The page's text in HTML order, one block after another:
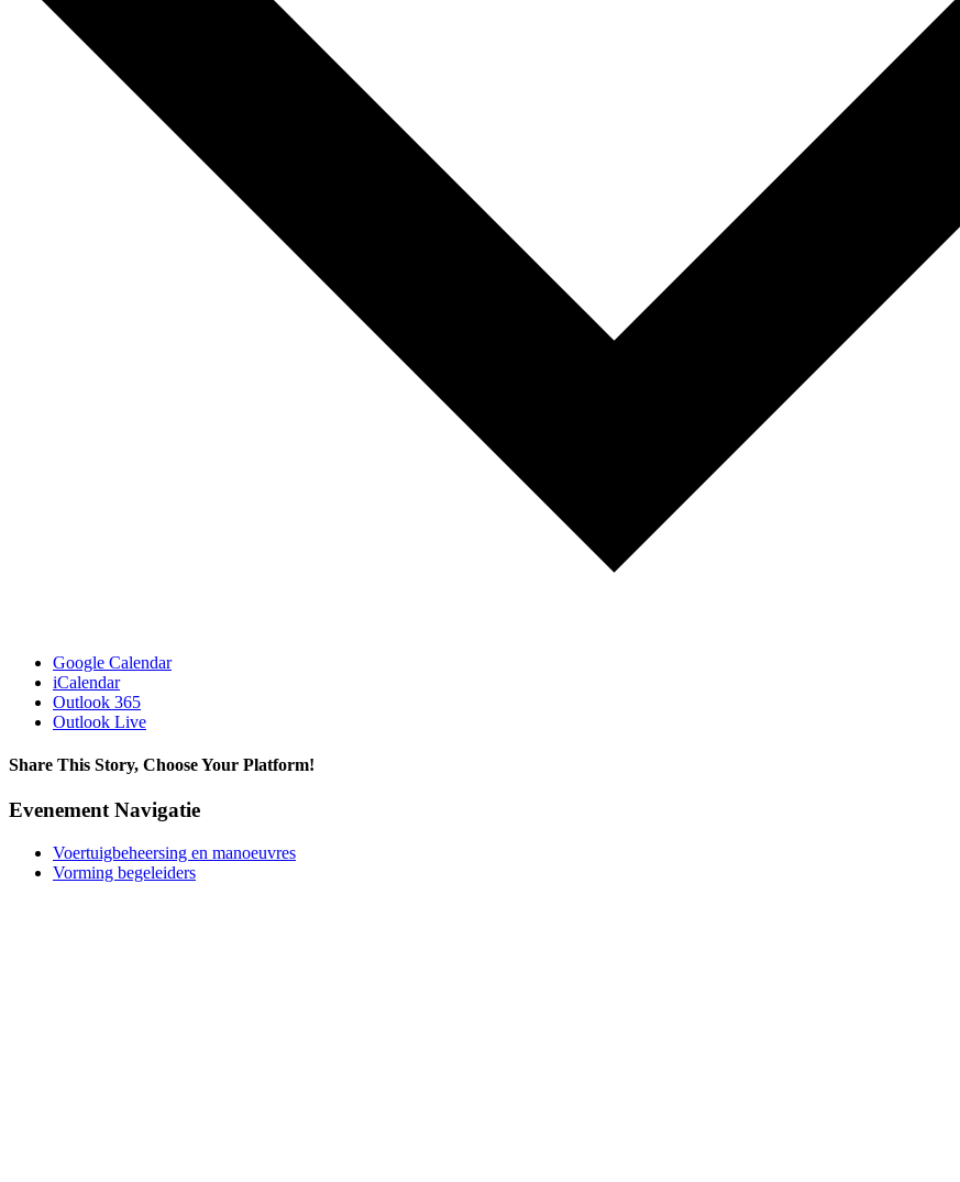
Google Calendar
iCalendar
Outlook 365
Outlook Live
Share This Story, Choose Your Platform!
Facebook
X
Reddit
LinkedIn
Tumblr
Pinterest
Vk
E-
Evenement Navigatie
Voertuigbeheersing en manoeuvres
Vorming begeleiders